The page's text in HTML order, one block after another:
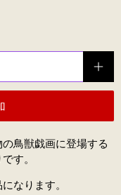
鳥獣戯画に登場する
す。
なります。